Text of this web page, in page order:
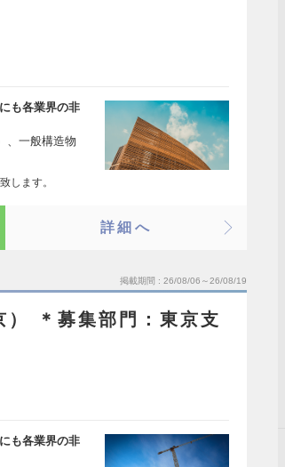
も各業界の非
、一般構造物
します。
詳細へ
掲載期間 26/08/06～26/08/19
） ＊募集部門：東京支
も各業界の非